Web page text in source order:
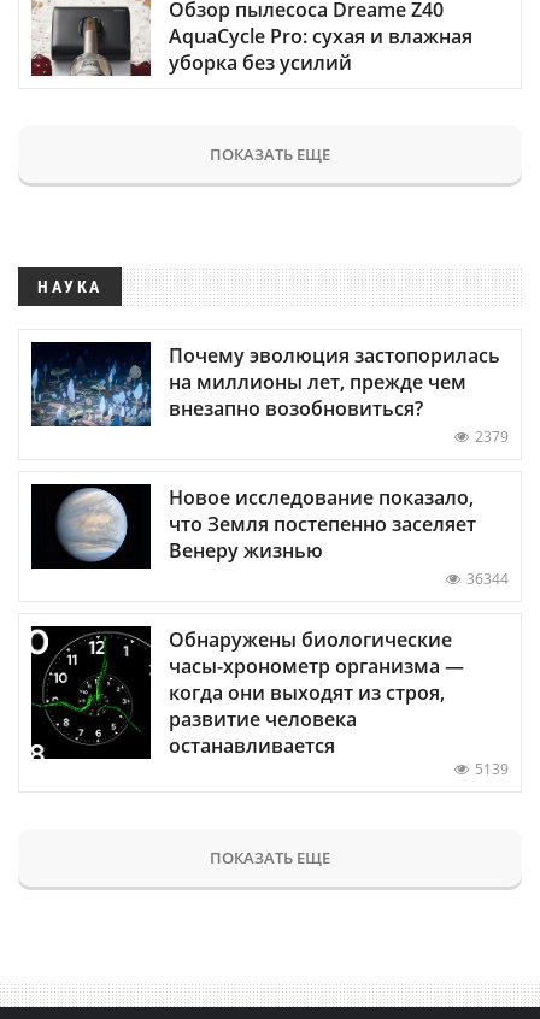
Обзор пылесоса Dreame Z40
AquaCycle Pro: сухая и влажная
уборка без усилий
ПОКАЗАТЬ ЕЩЕ
НАУКА
Почему эволюция застопорилась
на миллионы лет, прежде чем
внезапно возобновиться?
2379
Новое исследование показало,
что Земля постепенно заселяет
Венеру жизнью
36344
Обнаружены биологические
часы-хронометр организма —
когда они выходят из строя,
развитие человека
останавливается
5139
ПОКАЗАТЬ ЕЩЕ